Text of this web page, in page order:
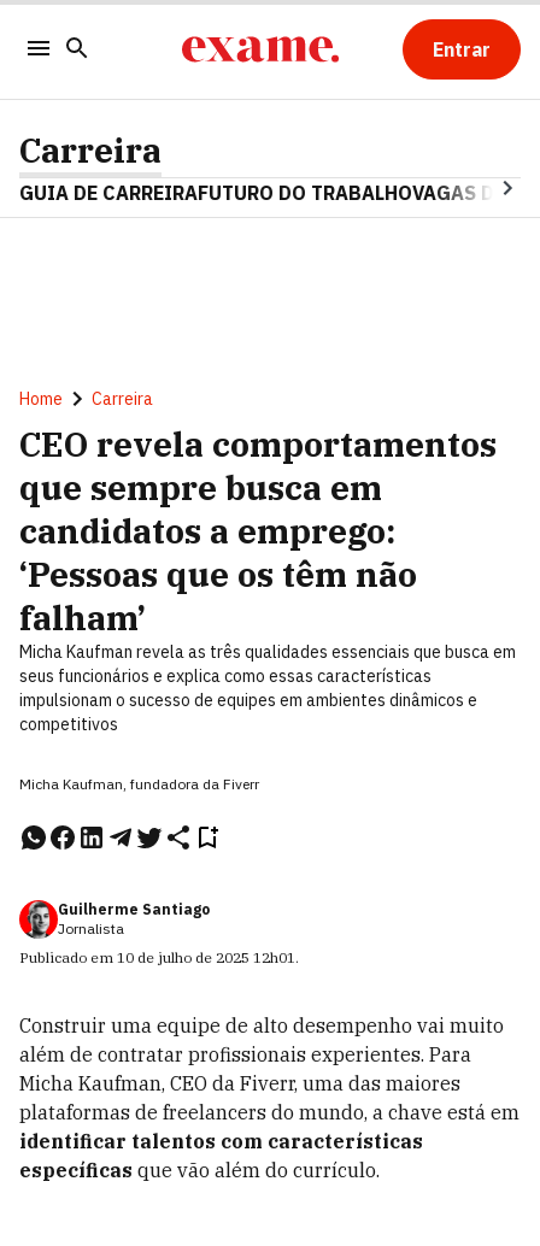
Entrar
Carreira
GUIA DE CARREIRAFUTURO DO TRABALHOVAGAS DE
Home Carreira
CEO revela comportamentos
que sempre busca em
candidatos a emprego:
‘Pessoas que os têm não
falham’
Micha Kaufman revela as três qualidades essenciais que busca em
seus funcionários e explica como essas características
impulsionam o sucesso de equipes em ambientes dinâmicos e
competitivos
Micha Kaufman, fundadora da Fiverr
Guilherme Santiago
Jornalista
Publicado em 10 de julho de 2025 12h01.
Construir uma equipe de alto desempenho vai muito
além de contratar profissionais experientes. Para
Micha Kaufman, CEO da Fiverr, uma das maiores
plataformas de freelancers do mundo, a chave está em
identificar talentos com características
específicas que vão além do currículo.